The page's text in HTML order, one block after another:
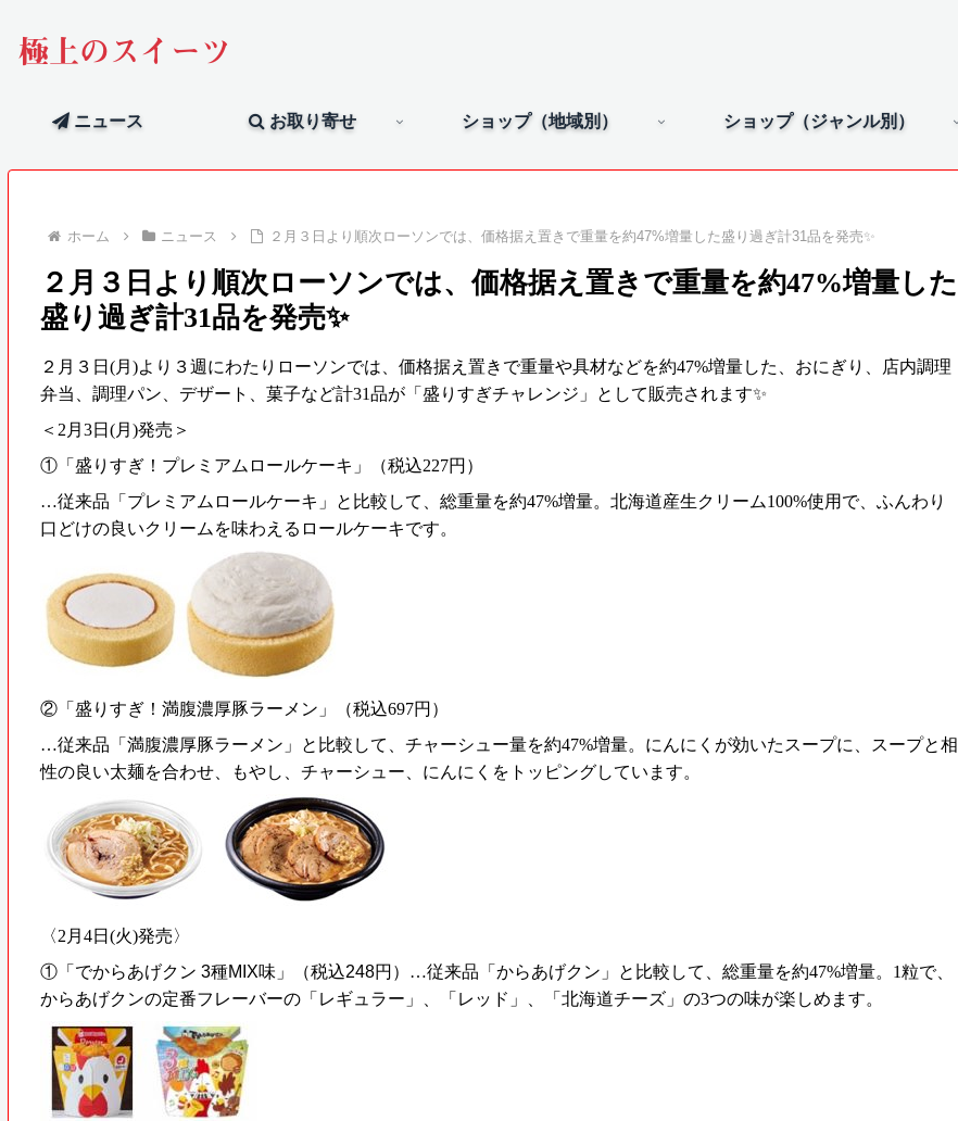
極上のスイーツ
ニュース お取り寄せ ショップ（地域別） ショップ（ジャンル別）
ホーム ニュース ２月３日より順次ローソンでは、価格据え置きで重量を約47%増量した盛り過ぎ計31品を発売✨
２月３日より順次ローソンでは、価格据え置きで重量を約47%増量した
盛り過ぎ計31品を発売✨
２月３日(月)より３週にわたりローソンでは、価格据え置きで重量や具材などを約47%増量した、おにぎり、店内調理
弁当、調理パン、デザート、菓子など計31品が「盛りすぎチャレンジ」として販売されます✨
＜2月3日(月)発売＞
①「盛りすぎ！プレミアムロールケーキ」（税込227円）
…従来品「プレミアムロールケーキ」と比較して、総重量を約47%増量。北海道産生クリーム100%使用で、ふんわり
口どけの良いクリームを味わえるロールケーキです。
②「盛りすぎ！満腹濃厚豚ラーメン」（税込697円）
…従来品「満腹濃厚豚ラーメン」と比較して、チャーシュー量を約47%増量。にんにくが効いたスープに、スープと相
性の良い太麺を合わせ、もやし、チャーシュー、にんにくをトッピングしています。
〈2月4日(火)発売〉
①「でからあげクン 3種MIX味」（税込248円） …従来品「からあげクン」と比較して、総重量を約47%増量。1粒で、
からあげクンの定番フレーバーの「レギュラー」、「レッド」、「北海道チーズ」の3つの味が楽しめます。